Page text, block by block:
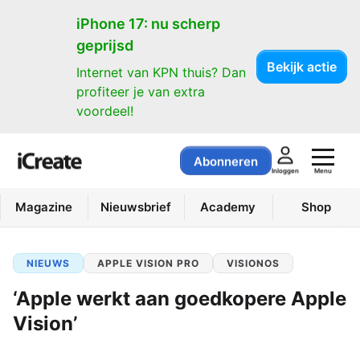
iPhone 17: nu scherp
geprijsd
Internet van KPN thuis? Dan
profiteer je van extra
voordeel!
Bekijk actie
Abonneren
Inloggen Menu
Magazine Nieuwsbrief Academy Shop
NIEUWS APPLE VISION PRO VISIONOS
‘Apple werkt aan goedkopere Apple
Vision’